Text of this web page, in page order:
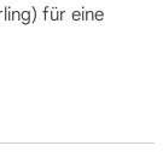
für eine